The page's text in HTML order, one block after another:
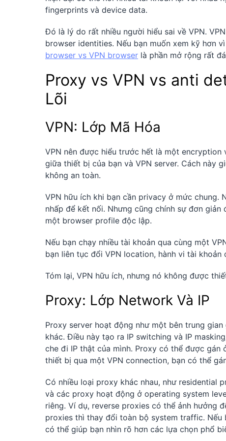
fingerprints và device data.
Đó là lý do rất nhiều người hiểu sai về VPN.
browser identities. Nếu bạn muốn xem kỹ hơn
browser vs VPN browser là phần mở rộng rất
Proxy vs VPN vs anti
Lõi
VPN: Lớp Mã Hóa
VPN nên được hiểu trước hết là một
giữa thiết bị của bạn và VPN server. Cách này
không an toàn.
VPN hữu ích khi bạn cần privacy ở mức chung.
nhấp để kết nối. Nhưng cũng chính sự đơn
một browser profile độc lập.
Nếu bạn chạy nhiều tài khoản qua cùng một
bạn liên tục đổi VPN location, hành vi tài
Tóm lại, VPN hữu ích, nhưng nó không được
Proxy: Lớp Network Và IP
Proxy server hoạt động như một bên trung
khác. Điều này tạo ra IP switching và IP
che đi IP thật của mình. Proxy có thể được
thiết bị qua một VPN connection, bạn có thể
Có nhiều loại proxy khác nhau, như residential
và các proxy hoạt động ở operating system
riêng. Ví dụ, reverse proxies có thể ảnh hưởng
proxies thì thay đổi toàn bộ system traffic. Nếu
có thể giúp bạn nhìn rõ hơn các lựa chọn phổ